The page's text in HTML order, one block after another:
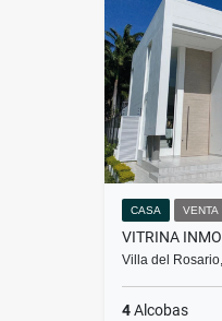
CASA VENTA
Villa del
4Alcobas